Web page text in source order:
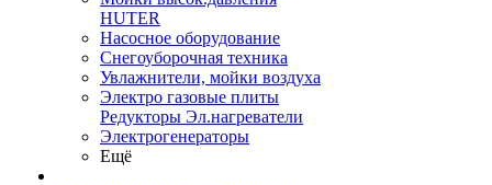
HUTER
Насосное оборудование
Снегоуборочная техника
Увлажнители, мойки воздуха
Электро газовые плиты
Редукторы Эл.нагреватели
Электрогенераторы
Ещё